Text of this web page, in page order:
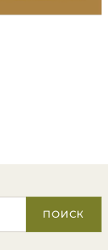
ПОИСК